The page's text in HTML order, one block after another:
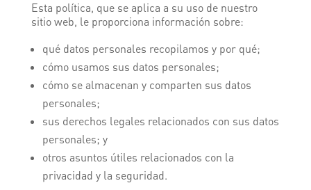
Esta política, que se aplica a su uso de nuestro
sitio web, le proporciona información sobre:
qué datos personales recopilamos y por qué;
cómo usamos sus datos personales;
cómo se almacenan y comparten sus datos
personales;
sus derechos legales relacionados con sus datos
personales; y
otros asuntos útiles relacionados con la
privacidad y la seguridad.